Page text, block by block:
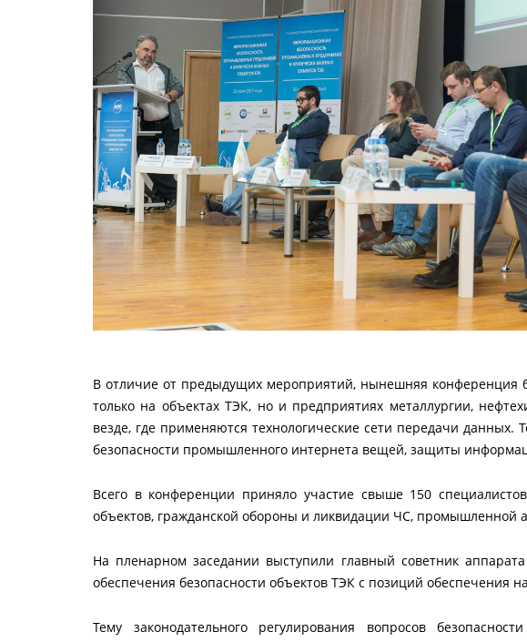
В отличие от предыдущих мероприятий, нынешняя конференция
только на объектах ТЭК, но и предприятиях металлургии,
везде, где применяются технологические сети передачи
безопасности промышленного интернета вещей, защиты
Всего в конференции приняло участие свыше 150
объектов, гражданской обороны и ликвидации ЧС, промышленной
На пленарном заседании выступили главный советник
обеспечения безопасности объектов ТЭК с позиций обеспечения
Тему законодательного регулирования вопросов